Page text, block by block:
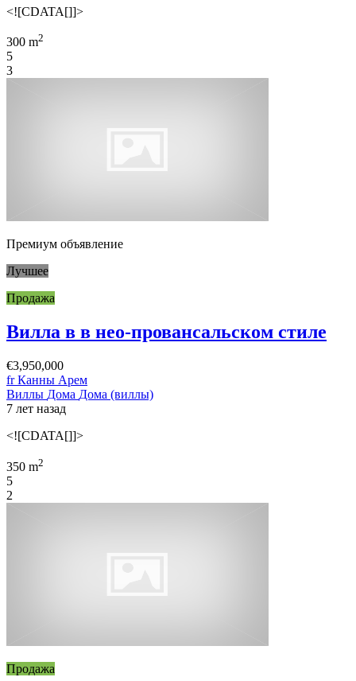
<![CDATA[]]>
300 m2
5
3
Премиум объявление
Лучшее
Продажа
Вилла в в нео-провансальском стиле
€3,950,000
fr Канны Арем
Виллы Дома Дома (виллы)
7 лет назад
<![CDATA[]]>
350 m2
5
2
Продажа